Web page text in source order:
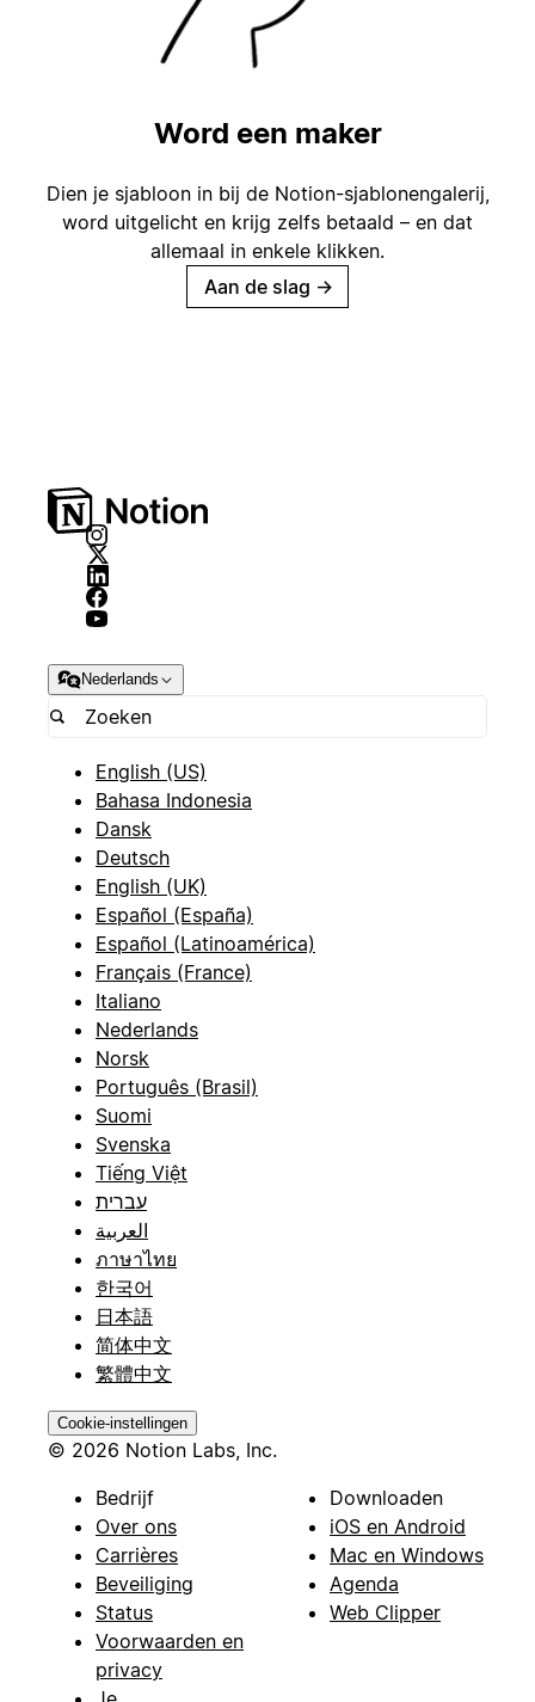
Word een maker
Dien je sjabloon in bij de Notion-sjablonengalerij,
word uitgelicht en krijg zelfs betaald – en dat
allemaal in enkele klikken.
Aan de slag →
Nederlands
English (US)
Bahasa Indonesia
Dansk
Deutsch
English (UK)
Español (España)
Español (Latinoamérica)
Français (France)
Italiano
Nederlands
Norsk
Português (Brasil)
Suomi
Svenska
Tiếng Việt
עברית
العربية
ภาษาไทย
한국어
日本語
简体中文
繁體中文
Cookie-instellingen
© 2026 Notion Labs, Inc.
Bedrijf
Over ons
Carrières
Beveiliging
Status
Voorwaarden en
privacy
Downloaden
iOS en Android
Mac en Windows
Agenda
Web Clipper